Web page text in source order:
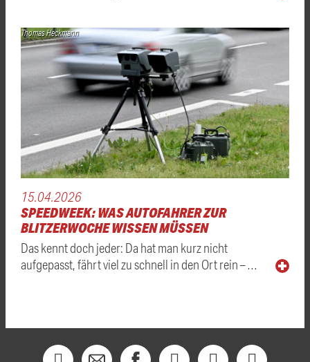
Thomas Heckmann
15.04.2026
SPEEDWEEK: WAS AUTOFAHRER ZUR
BLITZERWOCHE WISSEN MÜSSEN
Das kennt doch jeder: Da hat man kurz nicht
aufgepasst, fährt viel zu schnell in den Ort rein – …